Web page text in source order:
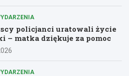
policjanci uratowali życie
– matka dziękuje za pomoc